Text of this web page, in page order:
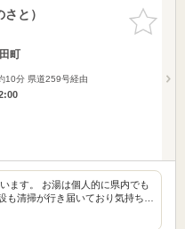
お気に入
りに追加
と）
町
10分 県道259号経由
ます。 お湯は個人的に県内でも
も清掃が行き届いており気持ち…